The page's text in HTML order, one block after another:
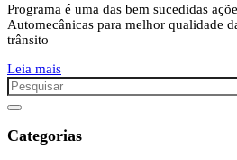
Programa é uma das bem sucedidas
Automecânicas para melhor qualidade
trânsito
Leia mais
Categorias